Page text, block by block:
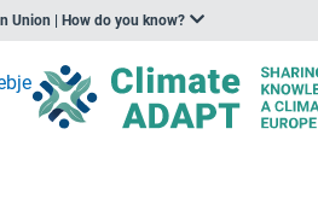
Union | How do you know?